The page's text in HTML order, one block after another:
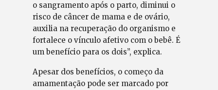
o sangramento após o parto, diminui o
risco de câncer de mama e de ovário,
auxilia na recuperação do organismo e
fortalece o vínculo afetivo com o bebê. É
um benefício para os dois”, explica.
Apesar dos benefícios, o começo da
amamentação pode ser marcado por